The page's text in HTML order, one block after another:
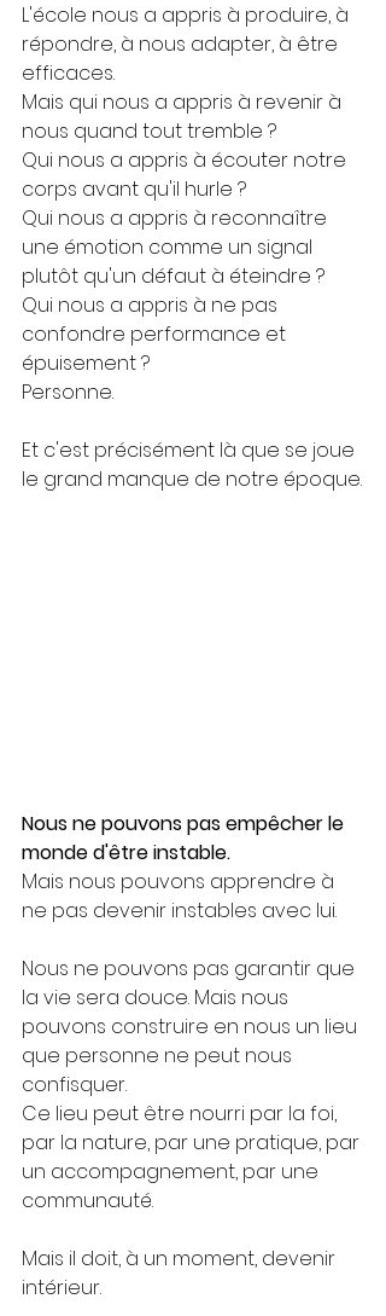
L'école nous a appris à produire, à
répondre, à nous adapter, à être
efficaces.
Mais qui nous a appris à revenir à
nous quand tout tremble ?
Qui nous a appris à écouter notre
corps avant qu'il hurle ?
Qui nous a appris à reconnaître
une émotion comme un signal
plutôt qu'un défaut à éteindre ?
Qui nous a appris à ne pas
confondre performance et
épuisement ?
Personne.
Et c'est précisément là que se joue
le grand manque de notre époque.
Nous ne pouvons pas empêcher le
monde d'être instable.
Mais nous pouvons apprendre à
ne pas devenir instables avec lui.
Nous ne pouvons pas garantir que
la vie sera douce. Mais nous
pouvons construire en nous un lieu
que personne ne peut nous
confisquer.
Ce lieu peut être nourri par la foi,
par la nature, par une pratique, par
un accompagnement, par une
communauté.
Mais il doit, à un moment, devenir
intérieur.